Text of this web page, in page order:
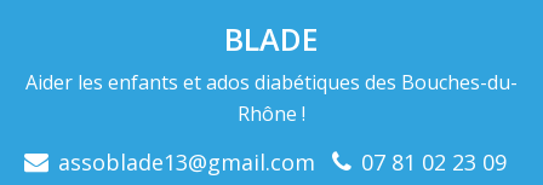
BLADE
Aider les enfants et ados diabétiques des Bouches-du-
Rhône !
assoblade13@gmail.com 07 81 02 23 09